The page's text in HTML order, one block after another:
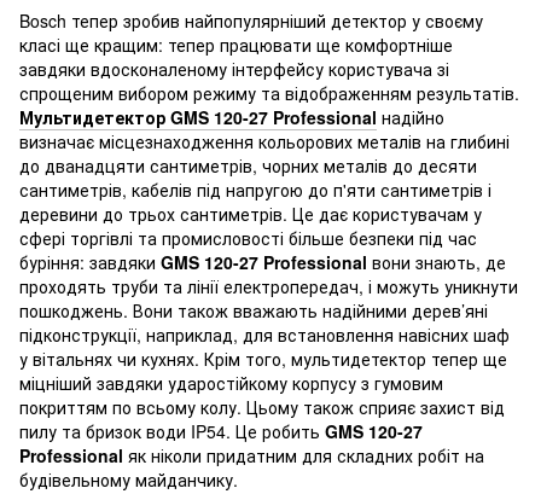
Bosch тепер зробив найпопулярніший детектор у своєму
класі ще кращим: тепер працювати ще комфортніше
завдяки вдосконаленому інтерфейсу користувача зі
спрощеним вибором режиму та відображенням результатів.
Мультидетектор GMS 120-27 Professional надійно
визначає місцезнаходження кольорових металів на глибині
до дванадцяти сантиметрів, чорних металів до десяти
сантиметрів, кабелів під напругою до п'яти сантиметрів і
деревини до трьох сантиметрів. Це дає користувачам у
сфері торгівлі та промисловості більше безпеки під час
буріння: завдяки GMS 120-27 Professional вони знають, де
проходять труби та лінії електропередач, і можуть уникнути
пошкоджень. Вони також вважають надійними дерев’яні
підконструкції, наприклад, для встановлення навісних шаф
у вітальнях чи кухнях. Крім того, мультидетектор тепер ще
міцніший завдяки ударостійкому корпусу з гумовим
покриттям по всьому колу. Цьому також сприяє захист від
пилу та бризок води IP54. Це робить GMS 120-27
Professional як ніколи придатним для складних робіт на
будівельному майданчику.